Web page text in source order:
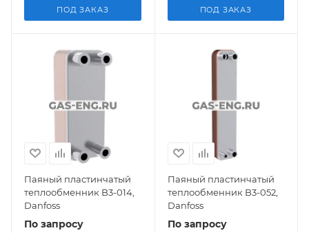
ПОД ЗАКАЗ ПОД ЗАКАЗ
Паяный пластинчатый
теплообменник B3-014,
Danfoss
По запросу
Паяный пластинчатый
теплообменник B3-052,
Danfoss
По запросу